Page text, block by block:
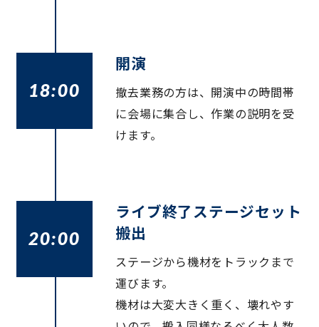
18:00
開演
撤去業務の方は、開演中の時間帯
に会場に集合し、作業の説明を受
けます。
20:00
ライブ終了ステージセット
搬出
ステージから機材をトラックまで
運びます。
機材は大変大きく重く、壊れやす